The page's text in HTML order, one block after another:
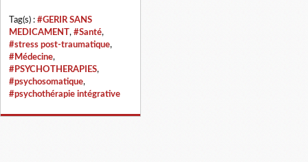
Tag(s) : #GERIR SANS
MEDICAMENT, #Santé,
#stress post-traumatique,
#Médecine,
#PSYCHOTHERAPIES,
#psychosomatique,
#psychothérapie intégrative